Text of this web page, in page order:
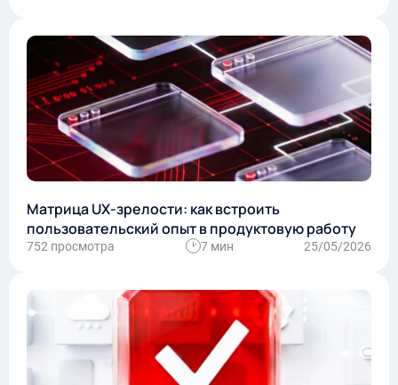
Матрица UX-зрелости: как встроить
пользовательский опыт в продуктовую работу
752 просмотра 7 мин 25/05/2026